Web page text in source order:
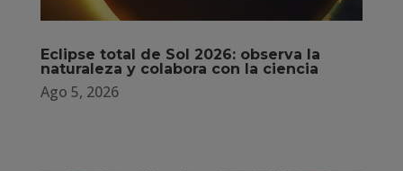
Eclipse total de Sol 2026: observa la
naturaleza y colabora con la ciencia
Ago 5, 2026